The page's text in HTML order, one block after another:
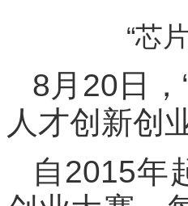
“芯
8月20日
人才创新创
自2015年